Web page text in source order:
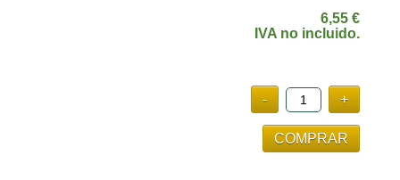
6,55 €
IVA no incluido.